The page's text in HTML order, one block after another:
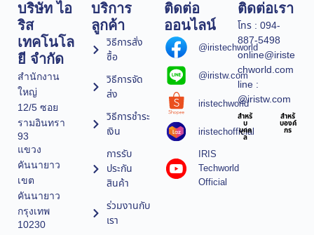
บริษัท ไอ
ริส
เทคโนโล
ยี จำกัด
สำนักงาน
ใหญ่
12/5 ซอย
รามอินทรา
93
แขวง
คันนายาว
เขต
คันนายาว
กรุงเทพ
10230
บริการ
ลูกค้า
วิธีการสั่ง
ซื้อ
วิธีการจัด
ส่ง
วิธีการชำระ
เงิน
การรับ
ประกัน
สินค้า
ร่วมงานกับ
เรา
ติดต่อ
ออนไลน์
@iristechworld
@iristw.com
iristechworld
iristechofficial
IRIS
Techworld
Official
ติดต่อเรา
โทร : 094-
887-5498
online@iriste
chworld.com
line :
@iristw.com
สำหรั
บ
บุคค
ล
สำหรั
บองค์
กร